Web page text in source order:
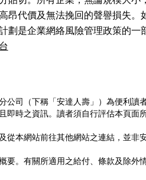
昂代價及無法挽回的聲譽損失。
劃是企業網絡風險管理政策的一
公司（下稱「安達人壽」）為便利
即時之資訊。讀者須自行評估本頁面
從本網站前往其他網站之連結，並非
要。有關所適用之給付、條款及除外